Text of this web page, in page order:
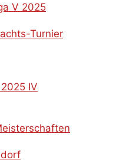
V 2025
Turnier
IV